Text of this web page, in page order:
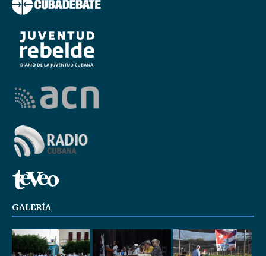
GALERÍA